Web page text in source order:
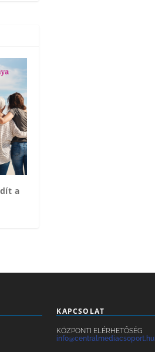
a
KAPCSOLAT
KÖZPONTI ELÉRHETŐSÉG
info@centralmediacsoport.hu